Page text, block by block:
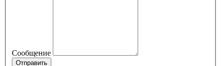
Сообщение